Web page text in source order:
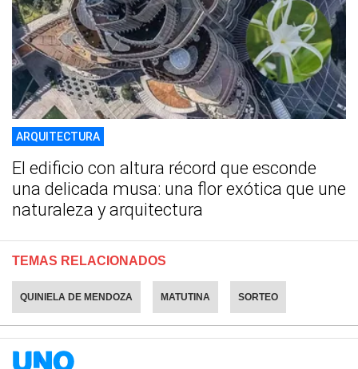
ARQUITECTURA
El edificio con altura récord que esconde
una delicada musa: una flor exótica que une
naturaleza y arquitectura
TEMAS RELACIONADOS
QUINIELA DE MENDOZA MATUTINA SORTEO